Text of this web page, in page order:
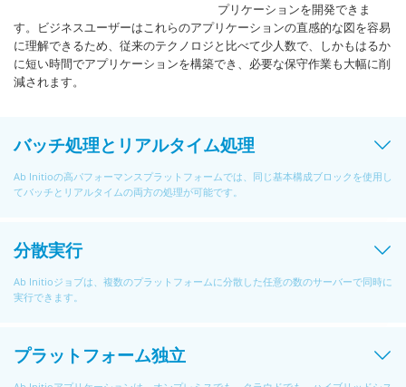
プリケーションを開発できま
す。ビジネスユーザーはこれらのアプリケーションの直感的な図を容易
に理解できるため、従来のテクノロジと比べて少人数で、しかもはるか
に短い時間でアプリケーションを構築でき、必要な保守作業も大幅に削
減されます。
バッチ処理とリアルタイム処理
Ab Initioの高パフォーマンスプラットフォームでは、同じ基本構成ブロックを使用し
てバッチとリアルタイムの両方の処理が可能です。
分散実行
Ab Initioジョブは、複数のプラットフォームに分散した任意の数のサーバーで同時に
実行できます。
プラットフォーム独立